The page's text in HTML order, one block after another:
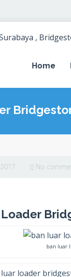
Home
No
ban luar